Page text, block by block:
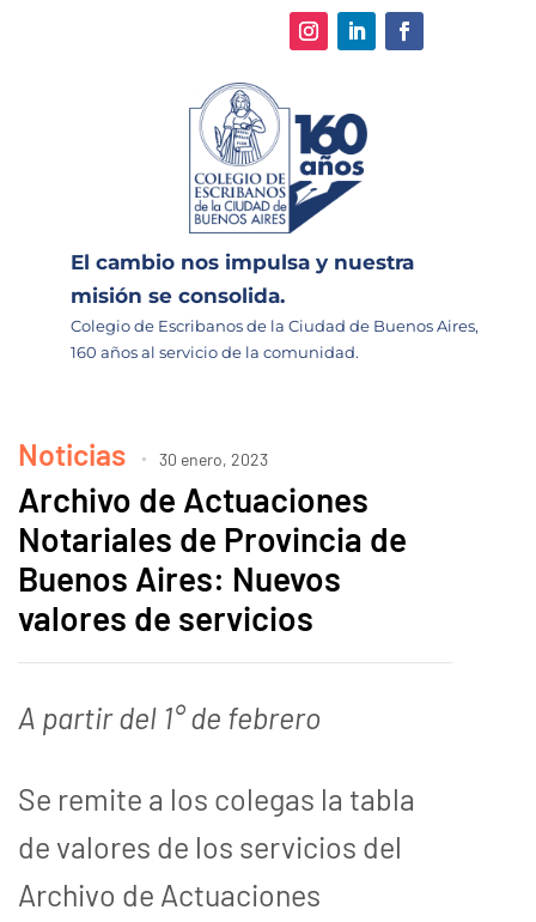
El cambio nos impulsa y nuestra
misión se consolida.
Colegio de Escribanos de la Ciudad de Buenos Aires,
160 años al servicio de la comunidad.
Noticias 30 enero, 2023
Archivo de Actuaciones
Notariales de Provincia de
Buenos Aires: Nuevos
valores de servicios
A partir del 1° de febrero
Se remite a los colegas la tabla
de valores de los servicios del
Archivo de Actuaciones